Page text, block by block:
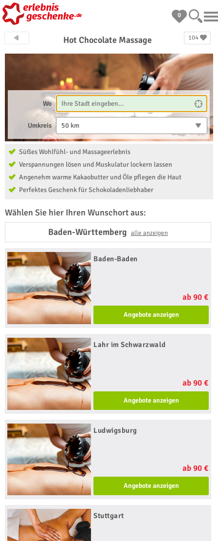
0
104
Hot Chocolate Massage
Wo
Umkreis 50 km
Süßes Wohlfühl- und Massageerlebnis
Verspannungen lösen und Muskulatur lockern lassen
Angenehm warme Kakaobutter und Öle pflegen die Haut
Perfektes Geschenk für Schokoladenliebhaber
Wählen Sie hier Ihren Wunschort aus:
Baden-Württemberg alle anzeigen
Baden-Baden
ab 90 €
Angebote anzeigen
Lahr im Schwarzwald
ab 90 €
Angebote anzeigen
Ludwigsburg
ab 90 €
Angebote anzeigen
Stuttgart